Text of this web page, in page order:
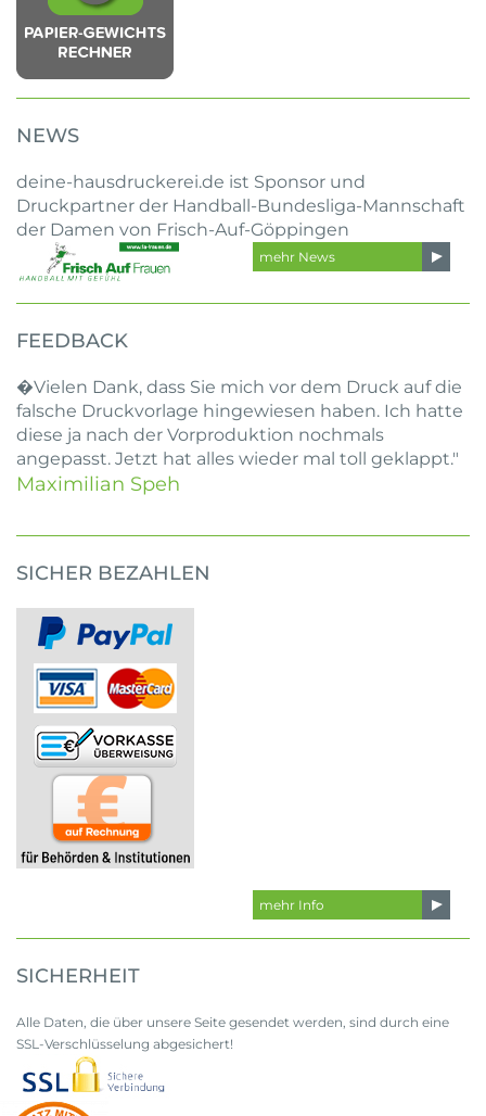
NEWS
deine-hausdruckerei.de ist Sponsor und
Druckpartner der Handball-Bundesliga-Mannschaft
der Damen von Frisch-Auf-Göppingen
mehr News
FEEDBACK
�Vielen Dank, dass Sie mich vor dem Druck auf die
falsche Druckvorlage hingewiesen haben. Ich hatte
diese ja nach der Vorproduktion nochmals
angepasst. Jetzt hat alles wieder mal toll geklappt."
Maximilian Speh
SICHER BEZAHLEN
mehr Info
SICHERHEIT
Alle Daten, die über unsere Seite gesendet werden, sind durch eine
SSL-Verschlüsselung abgesichert!